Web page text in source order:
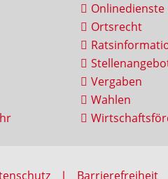
Ortsrecht
Vergaben
Wahlen
Barrierefreiheit